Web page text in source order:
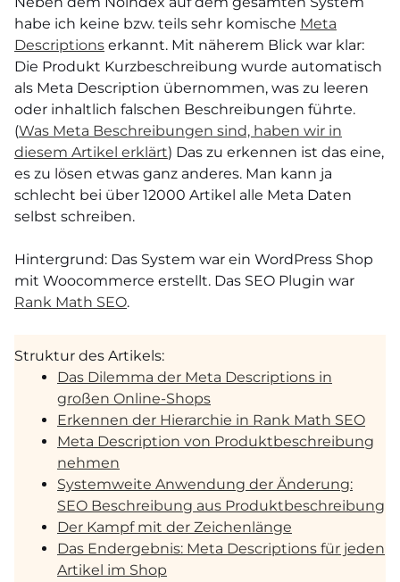
habe ich keine bzw. teils sehr komische Meta
Descriptions erkannt. Mit näherem Blick war klar:
Die Produkt Kurzbeschreibung wurde automatisch
als Meta Description übernommen, was zu leeren
oder inhaltlich falschen Beschreibungen führte.
(Was Meta Beschreibungen sind, haben wir in
diesem Artikel erklärt) Das zu erkennen ist das eine,
es zu lösen etwas ganz anderes. Man kann ja
schlecht bei über 12000 Artikel alle Meta Daten
selbst schreiben.
Hintergrund: Das System war ein WordPress Shop
mit Woocommerce erstellt. Das SEO Plugin war
Rank Math SEO.
Struktur des Artikels:
Das Dilemma der Meta Descriptions in
großen Online-Shops
Erkennen der Hierarchie in Rank Math SEO
Meta Description von Produktbeschreibung
nehmen
Systemweite Anwendung der Änderung:
SEO Beschreibung aus Produktbeschreibung
Der Kampf mit der Zeichenlänge
Das Endergebnis: Meta Descriptions für jeden
Artikel im Shop